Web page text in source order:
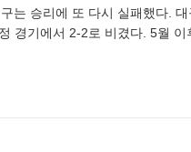
는 승리에 또 다시 실패했다.
경기에서 2-2로 비겼다. 5월 이